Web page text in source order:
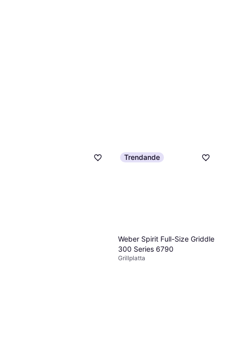
Trendande
Weber Spirit Full-Size Griddle
300 Series 6790
Grillplatta